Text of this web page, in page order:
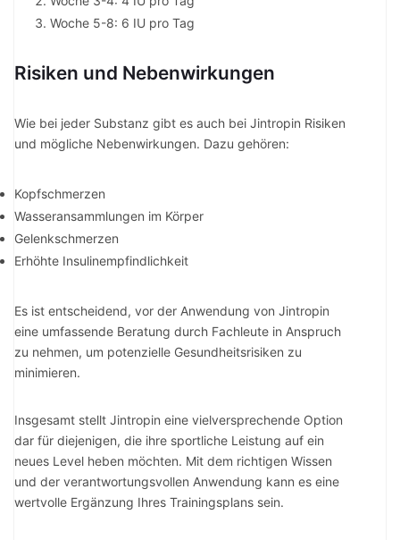
Woche 5-8: 6 IU pro Tag
Risiken und Nebenwirkungen
Wie bei jeder Substanz gibt es auch bei Jintropin Risiken
und mögliche Nebenwirkungen. Dazu gehören:
Kopfschmerzen
Wasseransammlungen im Körper
Gelenkschmerzen
Erhöhte Insulinempfindlichkeit
Es ist entscheidend, vor der Anwendung von Jintropin
eine umfassende Beratung durch Fachleute in Anspruch
zu nehmen, um potenzielle Gesundheitsrisiken zu
minimieren.
Insgesamt stellt Jintropin eine vielversprechende Option
dar für diejenigen, die ihre sportliche Leistung auf ein
neues Level heben möchten. Mit dem richtigen Wissen
und der verantwortungsvollen Anwendung kann es eine
wertvolle Ergänzung Ihres Trainingsplans sein.